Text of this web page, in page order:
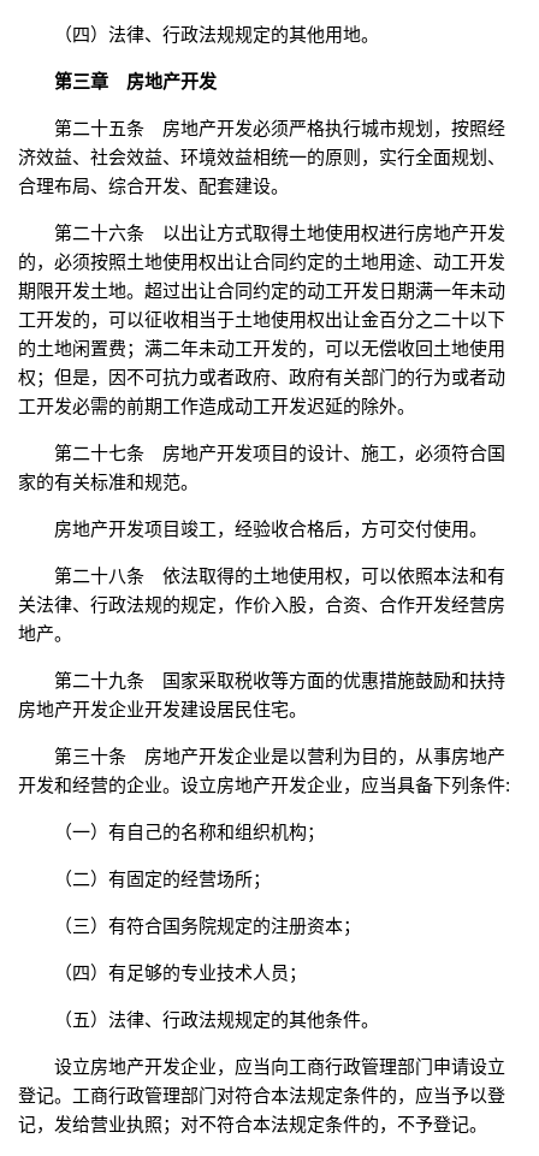
（四）法律、行政法规规定的其他用地。
第三章 房地产开发
第二十五条 房地产开发必须严格执行城市规划，按照经
济效益、社会效益、环境效益相统一的原则，实行全面规划、
合理布局、综合开发、配套建设。
第二十六条 以出让方式取得土地使用权进行房地产开发
的，必须按照土地使用权出让合同约定的土地用途、动工开发
期限开发土地。超过出让合同约定的动工开发日期满一年未动
工开发的，可以征收相当于土地使用权出让金百分之二十以下
的土地闲置费；满二年未动工开发的，可以无偿收回土地使用
权；但是，因不可抗力或者政府、政府有关部门的行为或者动
工开发必需的前期工作造成动工开发迟延的除外。
第二十七条 房地产开发项目的设计、施工，必须符合国
家的有关标准和规范。
房地产开发项目竣工，经验收合格后，方可交付使用。
第二十八条 依法取得的土地使用权，可以依照本法和有
关法律、行政法规的规定，作价入股，合资、合作开发经营房
地产。
第二十九条 国家采取税收等方面的优惠措施鼓励和扶持
房地产开发企业开发建设居民住宅。
第三十条 房地产开发企业是以营利为目的，从事房地产
开发和经营的企业。设立房地产开发企业，应当具备下列条件:
（一）有自己的名称和组织机构；
（二）有固定的经营场所；
（三）有符合国务院规定的注册资本；
（四）有足够的专业技术人员；
（五）法律、行政法规规定的其他条件。
设立房地产开发企业，应当向工商行政管理部门申请设立
登记。工商行政管理部门对符合本法规定条件的，应当予以登
记，发给营业执照；对不符合本法规定条件的，不予登记。